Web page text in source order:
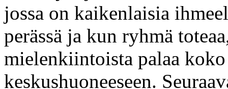
jossa on kaikenlaisia
perässä ja kun ryhmä
mielenkiintoista palaa
keskushuoneeseen.